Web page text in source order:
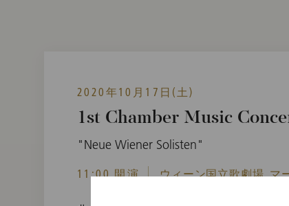
2020年10月17日(土)
1st Chamber Music
"Neue Wiener Solisten"
11:00 開演 ウィーン国立歌劇場, マ